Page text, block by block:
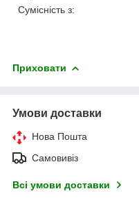
Сумісність з:
Приховати
Умови доставки
Нова Пошта
Самовивіз
Всі умови доставки